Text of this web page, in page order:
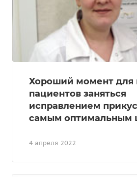
4 апреля 2022
Хороший момент для
пациентов заняться
исправлением
самым оптимальным